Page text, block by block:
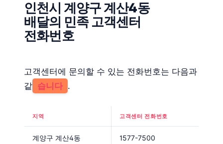
인천시 계양구 계산4동
배달의 민족 고객센터
전화번호
고객센터에 문의할 수 있는 전화번호는 다음과
같 습니다 .
지역 고객센터 전화번호
계양구 계산4동 1577-7500